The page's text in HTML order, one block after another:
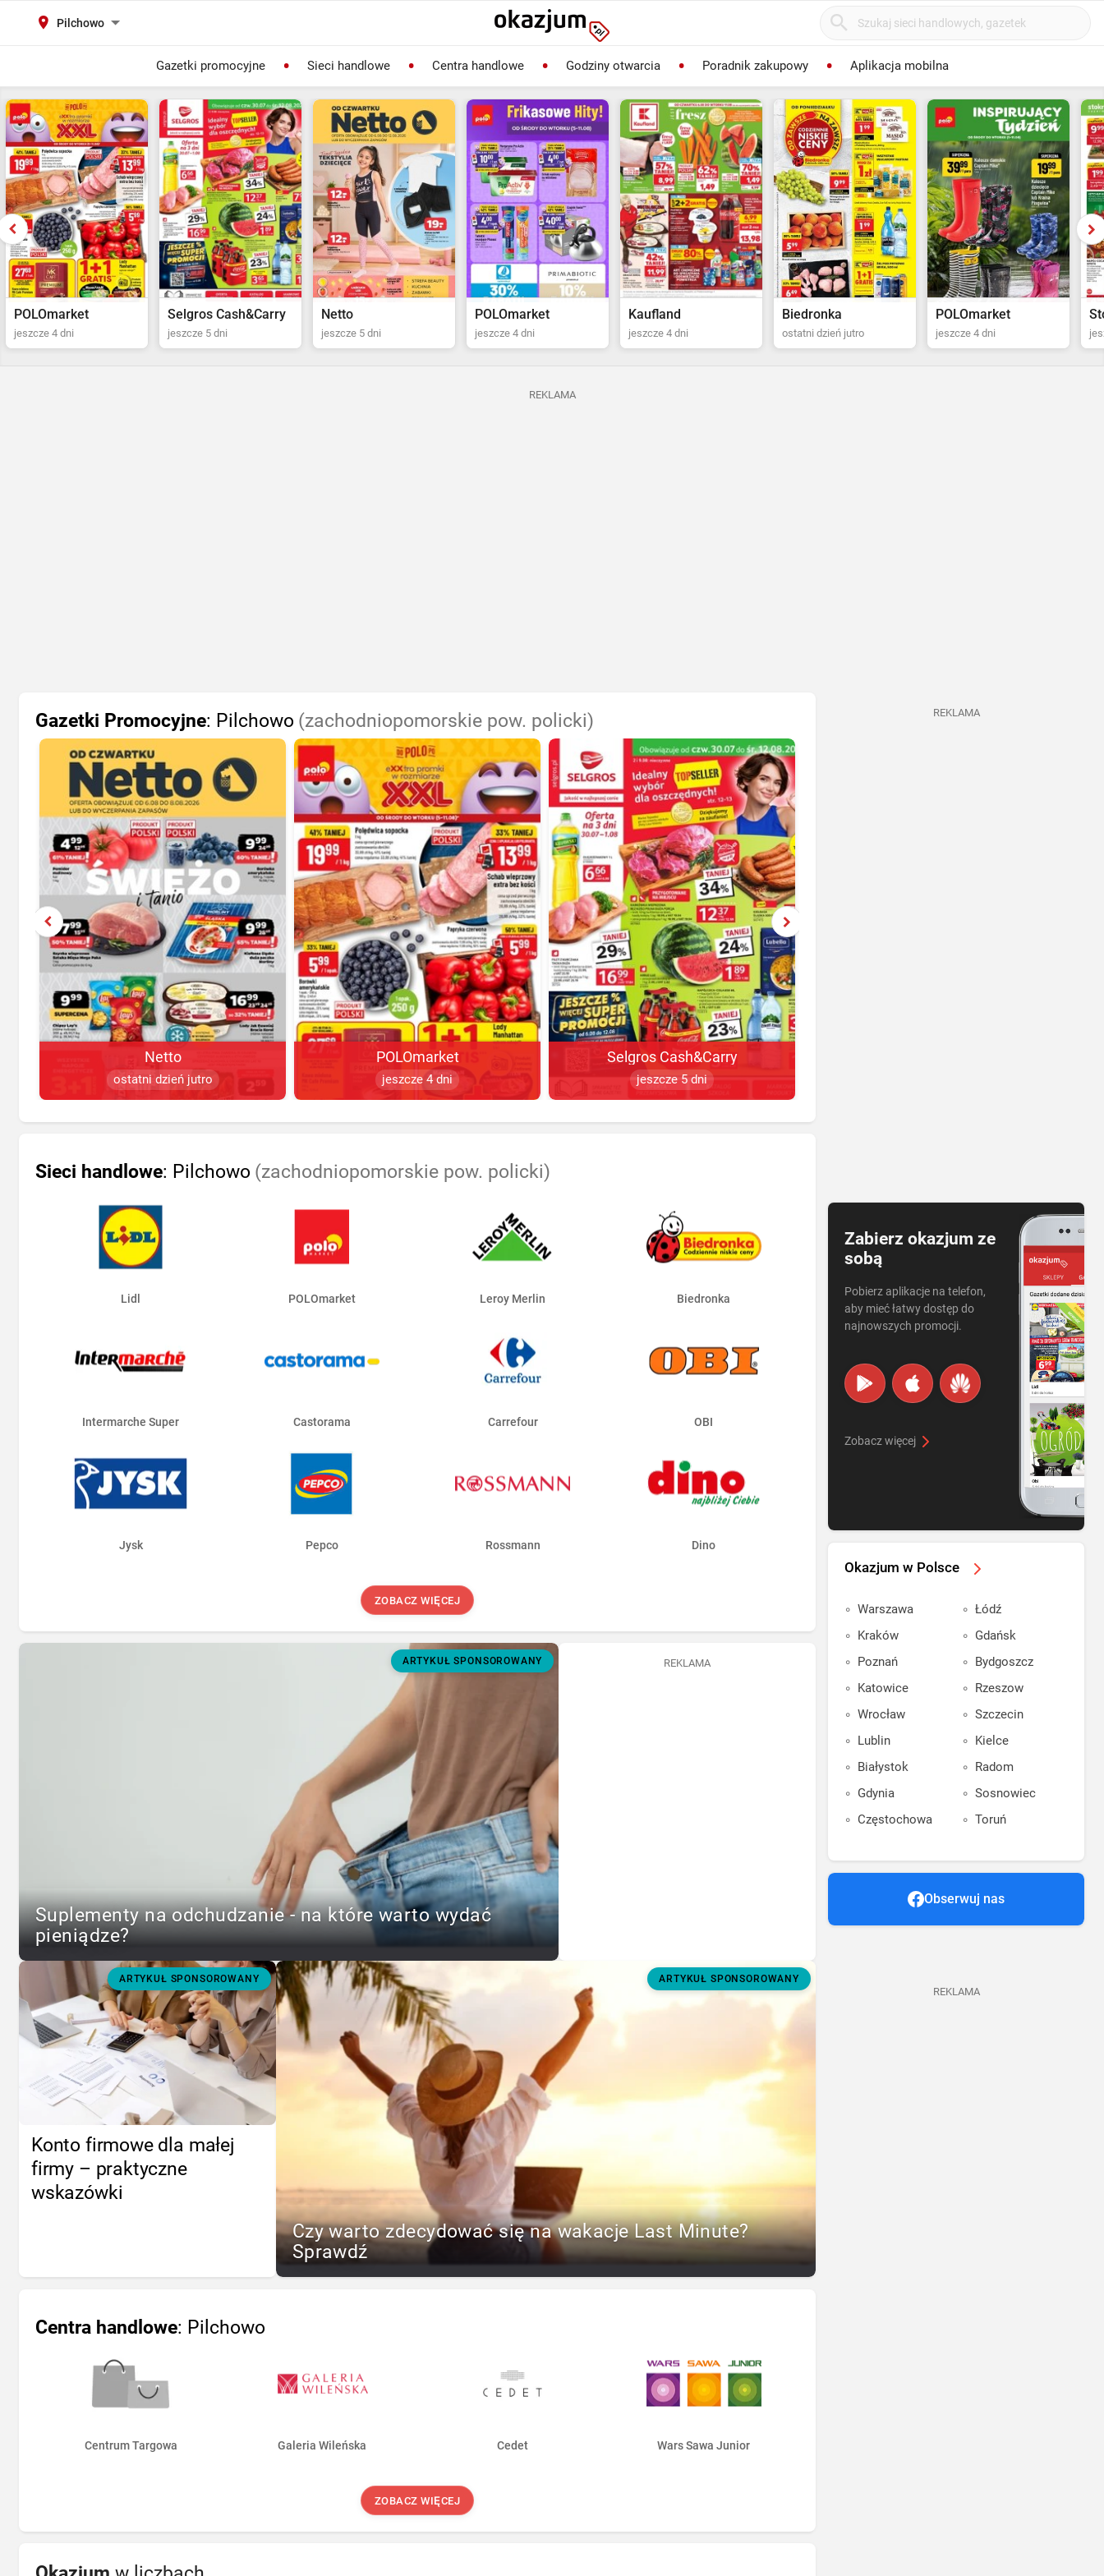
Pilchowo
Gazetki promocyjne Sieci handlowe Centra handlowe Godziny otwarcia Poradnik zakupowy Aplikacja mobilna
Selgros Cash&Carry
jeszcze 5 dni
Netto
jeszcze 5 dni
POLOmarket
jeszcze 4 dni
Kaufland
jeszcze 4 dni
Biedronka
ostatni dzień jutro
POLOmarket
jeszcze 4 dni jeszcze 5 dni
REKLAMA
Gazetki Promocyjne: Pilchowo (zachodniopomorskie pow. policki)
Netto
ostatni dzień jutro
POLOmarket
jeszcze 4 dni
Selgros Cash&Carry
jeszcze 5 dni
Sieci handlowe: Pilchowo (zachodniopomorskie pow. policki)
Lidl POLOmarket Leroy Merlin Biedronka
Intermarche Super Castorama Carrefour OBI
Jysk Pepco Rossmann Dino
ZOBACZ WIĘCEJ
ARTYKUŁ SPONSOROWANY
Suplementy na odchudzanie - na które warto wydać
pieniądze?
REKLAMA
ARTYKUŁ SPONSOROWANY
Konto firmowe dla małej
firmy – praktyczne
wskazówki
ARTYKUŁ SPONSOROWANY
Czy warto zdecydować się na wakacje Last Minute?
Sprawdź
Centra handlowe: Pilchowo
Centrum Targowa Galeria Wileńska Cedet Wars Sawa Junior
ZOBACZ WIĘCEJ
REKLAMA
Zabierz okazjum ze
sobą
Pobierz aplikacje na telefon,
aby mieć łatwy dostęp do
najnowszych promocji.
Zobacz więcej
Okazjum w Polsce
Warszawa
Kraków
Poznań
Katowice
Wrocław
Lublin
Białystok
Gdynia
Częstochowa
Łódź
Gdańsk
Bydgoszcz
Rzeszow
Szczecin
Kielce
Radom
Sosnowiec
Toruń
Obserwuj nas
REKLAMA